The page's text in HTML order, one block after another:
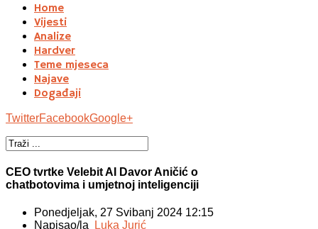
Home
Vijesti
Analize
Hardver
Teme mjeseca
Najave
Događaji
TwitterFacebookGoogle+
CEO tvrtke Velebit AI Davor Aničić o
chatbotovima i umjetnoj inteligenciji
Ponedjeljak, 27 Svibanj 2024 12:15
Napisao/la
Luka Jurić